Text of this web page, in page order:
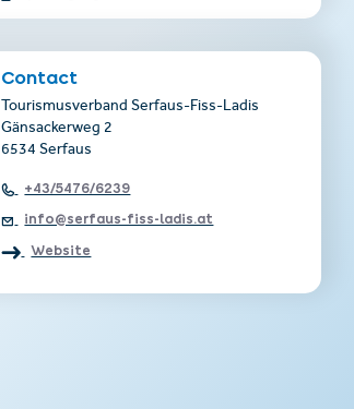
Contact
Tourismusverband Serfaus-Fiss-Ladis
Gänsackerweg 2
6534 Serfaus
+43/5476/6239
info@serfaus-fiss-ladis.at
Website